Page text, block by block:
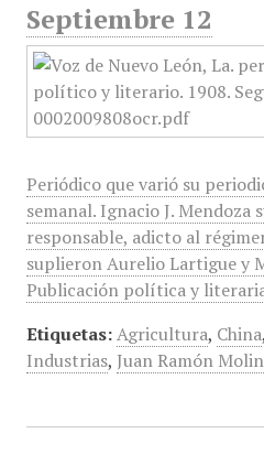
Septiembre 12
Periódico que varió su
semanal. Ignacio J. Mendoza
responsable, adicto al
suplieron Aurelio Lartigue y
Publicación política y
Etiquetas: Agricultura, China,
Industrias, Juan Ramón